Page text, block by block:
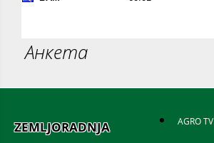
Анкета
ZEMLJORADNJA AGRO TV